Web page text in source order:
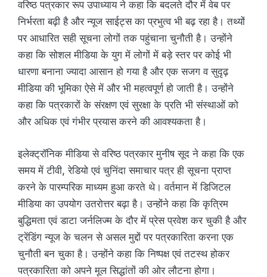
वरिष्ठ पत्रकार रूप उपाध्याय ने कहा कि बदलते दौर में वेब पर
निर्भरता बढ़ी है और न्यूज साईट्स का प्रभुत्व भी बढ़ रहा है। तथ्यों
पर आधारित सही सूचना लोगों तक पहुंचाना चुनौती है। उन्होंने
कहा कि सोशल मीडिया के युग में लोगों में बड़े स्तर पर कोई भी
धारणा बनाना ज्यादा आसान हो गया है और एक सजग व सुदृढ़
मीडिया की भूमिका ऐसे में और भी महत्वपूर्ण हो जाती है। उन्होंने
कहा कि पत्रकारों के संरक्षण एवं सुरक्षा के प्रति भी संस्थाओं को
और अधिक एवं गंभीर प्रयास करने की आवश्यकता है।
इलेक्ट्रॉनिक मीडिया से वरिष्ठ पत्रकार मुनीष सूद ने कहा कि एक
समय में टीवी, रेडियो एवं चुनिंदा समाचार पत्र ही सूचना प्राप्त
करने के पारम्परिक माध्यम हुआ करते थे। वर्तमान में डिजिटल
मीडिया का उपयोग उतरोत्तर बढ़ा है। उन्होंने कहा कि कृत्रिम
बुद्धिमता एवं डाटा जर्नलिज्म के दौर में प्रेस प्रवेश कर चुकी है और
ट्रेंडिंग न्यूज के चलन से असल मुद्दों पर पत्रकारिता करना एक
चुनौती बन चुका है। उन्होंने कहा कि निष्पक्ष एवं तटस्थ होकर
पत्रकारिता को अपने मूल सिद्धांतों की ओर लौटना होगा।